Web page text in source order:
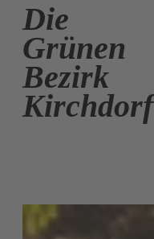
Die
Grünen
Bezirk
Kirchdorf